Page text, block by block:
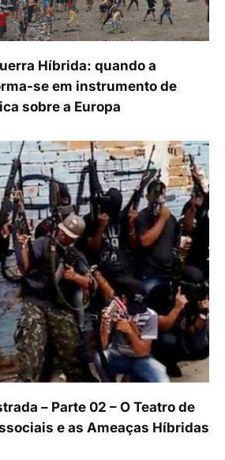
Híbrida: quando a
se em instrumento de
sobre a Europa
– Parte 02 – O Teatro de
e as Ameaças Híbridas